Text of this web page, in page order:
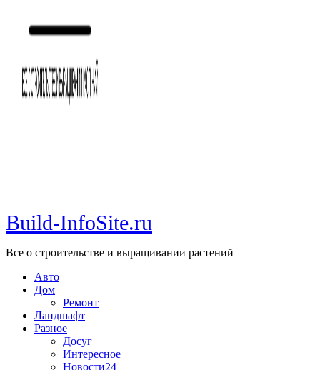
Build-InfoSite.ru
Все о строительстве и выращивании растений
Авто
Дом
Ремонт
Ландшафт
Разное
Досуг
Интересное
Новости24